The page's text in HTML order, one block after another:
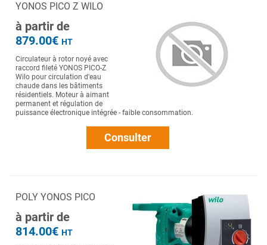
YONOS PICO Z WILO
à partir de
879.00€ HT
Circulateur à rotor noyé avec
raccord fileté YONOS PICO-Z
Wilo pour circulation d'eau
chaude dans les bâtiments
résidentiels. Moteur à aimant
permanent et régulation de
puissance électronique intégrée - faible consommation.
Consulter
POLY YONOS PICO
à partir de
814.00€ HT